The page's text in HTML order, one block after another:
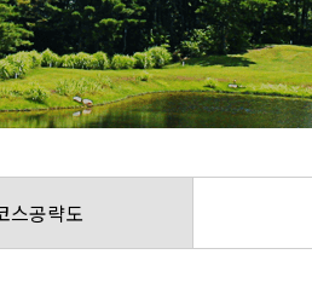
포토갤러리
내장현황
스공략도